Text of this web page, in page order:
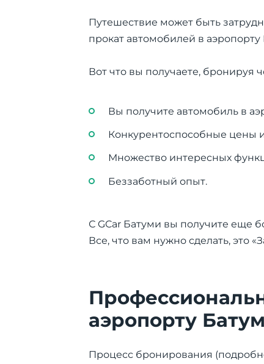
Путешествие может быть
прокат автомобилей в
Вот что вы получаете, бронируя
Вы получите автомобиль в
Конкурентоспособные цены
Множество интересных
Беззаботный опыт.
С GCar Батуми вы получите еще
Все, что вам нужно сделать, это
аэропорту
Процесс бронирования